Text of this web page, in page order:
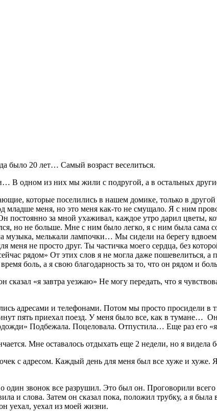
было 20 лет… Самый возраст веселиться.
одном из них мы жили с подругой, а в остальных
которые поселились в нашем домике, только в
младше меня, но это меня как-то не смущало. Я с ним
постоянно за мной ухаживал, каждое утро дарил цветы,
не больше. Мне с ним было легко, я с ним была сама
музыка, мелькали лампочки… Мы сидели на берегу
меня не просто друг. Ты частичка моего сердца, без
рядом» От этих слов я не могла даже пошевелиться, а
боль, а я свою благодарность за то, что он рядом и
«я завтра уезжаю» Не могу передать, что я
адресами и телефонами. Потом мы просто просидели
пять приехал поезд. У меня было все, как в тумане…
Подбежала. Поцеловала. Отпустила… Еще раз его
Мне оставалось отдыхать еще 2 недели, но я видела
с адресом. Каждый день для меня был все хуже и
один звонок все разрушил. Это был он. Проговорили
и слова. Затем он сказал пока, положил трубку, а я была
уехал, уехал из моей жизни.